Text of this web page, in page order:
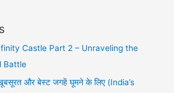
Castle Part 2 – Unraveling the
Battle
और बेस्ट जगहें घूमने के लिए (India’s